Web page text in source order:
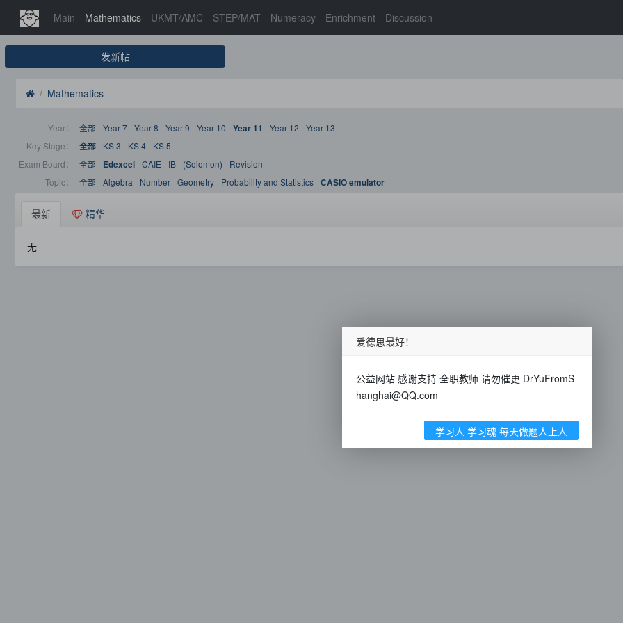
Main Mathematics UKMT/AMC STEP/MAT Numeracy Enrichment Discussion
发新帖
Mathematics
Year： 全部 Year 7 Year 8 Year 9 Year 10 Year 11 Year 12
Year 13
Key Stage：
全部 KS 3 KS 4
KS 5
Exam Board：
全部 Edexcel CAIE IB (Solomon)
Revision
Topic：
全部 Algebra Number Geometry Probability and Statistics CASIO emulator
最新 精华
无
爱德思最好！
公益网站 感谢支持 全职教师 请勿催更 DrYuFromS
hanghai@QQ.com
学习人 学习魂 每天做题人上人